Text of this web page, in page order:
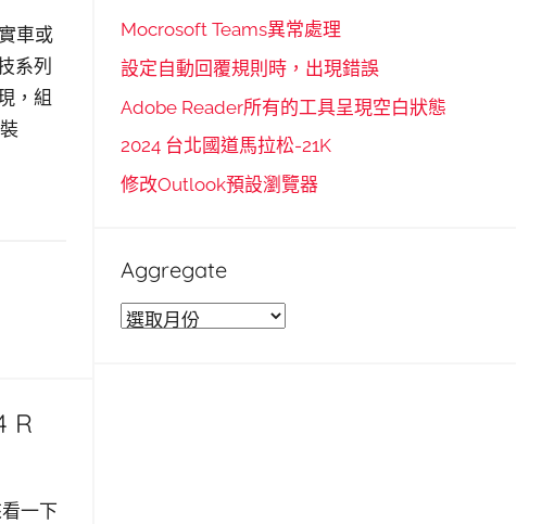
車或
系列
，組
R
一下
h
f
:
Mocrosoft Teams異常處理
設定自動回覆規則時，出現錯誤
Adobe Reader所有的工具呈現空白狀態
2024 台北國道馬拉松-21K
修改Outlook預設瀏覽器
Aggregate
A